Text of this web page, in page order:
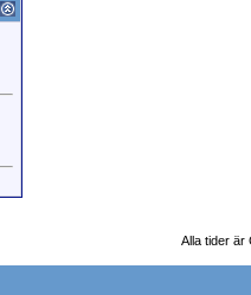
Alla tider är